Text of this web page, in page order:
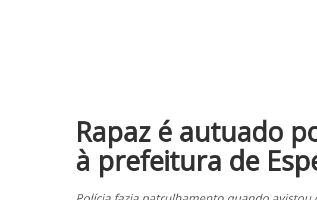
Rapaz é autuado
à prefeitura de